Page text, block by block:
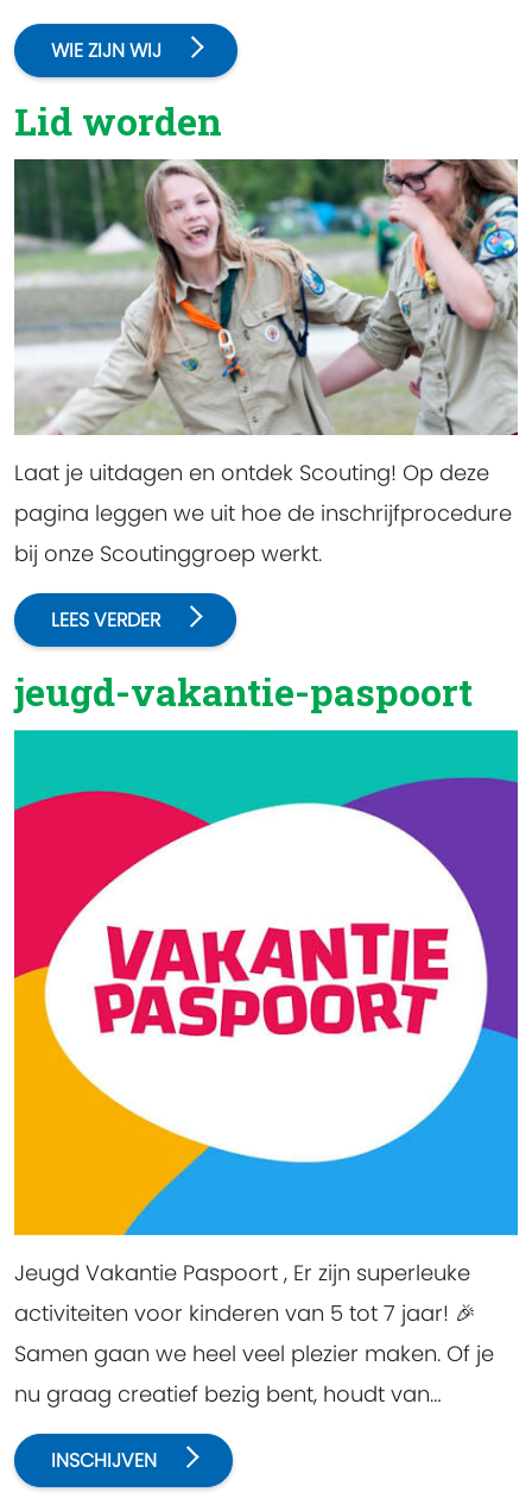
WIE ZIJN WIJ
Lid worden
Laat je uitdagen en ontdek Scouting! Op deze
pagina leggen we uit hoe de inschrijfprocedure
bij onze Scoutinggroep werkt.
LEES VERDER
jeugd-vakantie-paspoort
Jeugd Vakantie Paspoort , Er zijn superleuke
activiteiten voor kinderen van 5 tot 7 jaar! 🎉
Samen gaan we heel veel plezier maken. Of je
nu graag creatief bezig bent, houdt van
spelletjes, er is voor iedereen iets leuks te
beleven. Kom gezellig meedoen en beleef een
INSCHIJVEN